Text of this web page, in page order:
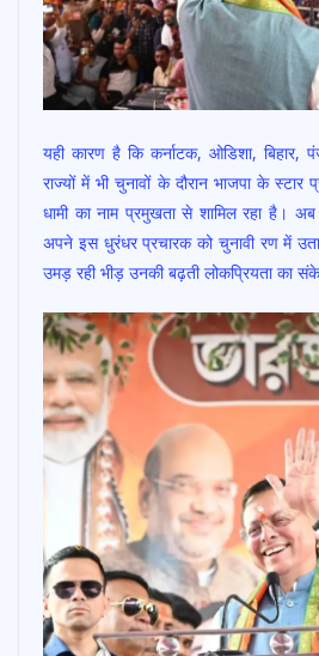
यही कारण है कि कर्नाटक, ओडिशा,
राज्यों में भी चुनावों के दौरान भाजपा के स्टार
धामी का नाम प्रमुखता से शामिल रहा है।
अपने इस धुरंधर प्रचारक को चुनावी रण में
उमड़ रही भीड़ उनकी बढ़ती लोकप्रियता का